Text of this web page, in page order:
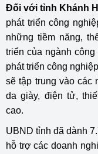
Đối với tỉnh Khánh
phát triển công
những tiềm năng,
triển của ngành
phát triển công
sẽ tập trung vào các
da giày, điện tử,
cao.
UBND tỉnh đã dành
hỗ trợ các doanh